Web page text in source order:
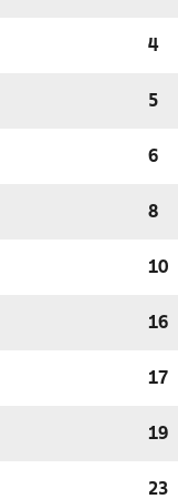
4
5
6
8
10
16
17
19
23